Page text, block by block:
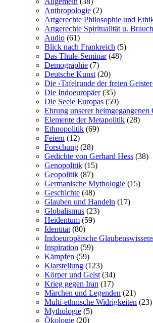
Anthropologie (2)
Artgerechte Philosophie und
Artgerechte Spiritualität u.
Audio (61)
Blick nach Frankreich (5)
Das Thule-Seminar(48)
Demographie (7)
Deutsche Kunst (20)
Die ›Tafelrunde der freien
Die Indoeuropäer(35)
Die Seele Europas (59)
Ehrung unserer heimgegangenen
Elemente der Metapolitik (28)
Ethnopolitik (69)
Feiern (12)
Forschung (28)
Gedichte von Gerhard Hess (38)
Genopolitik (15)
Geopolitik (87)
Germanische Mythologie (15)
Geschichte (48)
Glauben und Handeln (17)
Globalismus (23)
Heidentum (59)
Identität (80)
Indoeuropäische
Inspiration (59)
Kämpfen (59)
Klarstellung (123)
Körper und Geist (34)
Krieg gegen Iran (17)
Märchen und Legenden (21)
Multi-ethnische Widrigkeiten (23)
Mythologie (5)
Ökologie (20)